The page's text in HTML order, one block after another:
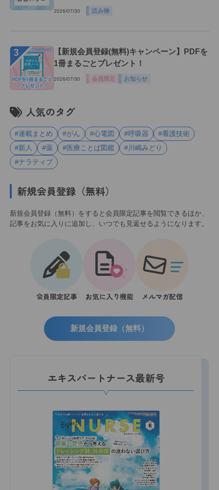
2026/07/30 読み物
３
【新規会員登録(無料)キャンペーン】PDFを
1冊まるごとプレゼント！
2026/07/30 会員限定 お知らせ
人気のタグ
#連載まとめ #がん #心電図 #呼吸器
#看護技術
#新人
#薬 #医療ことば図鑑
#川嶋みどり
#ナラティブ
新規会員登録（無料）
新規会員登録（無料）をすると会員限定記事を閲覧できるほか、
記事をお気に入りに追加し、いつでも見返せるようになります。
会員限定記事 お気に入り機能 メルマガ配信
新規会員登録（無料）
エキスパートナース最新号